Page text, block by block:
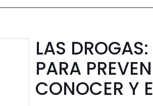
LAS
PARA
CONOCER Y